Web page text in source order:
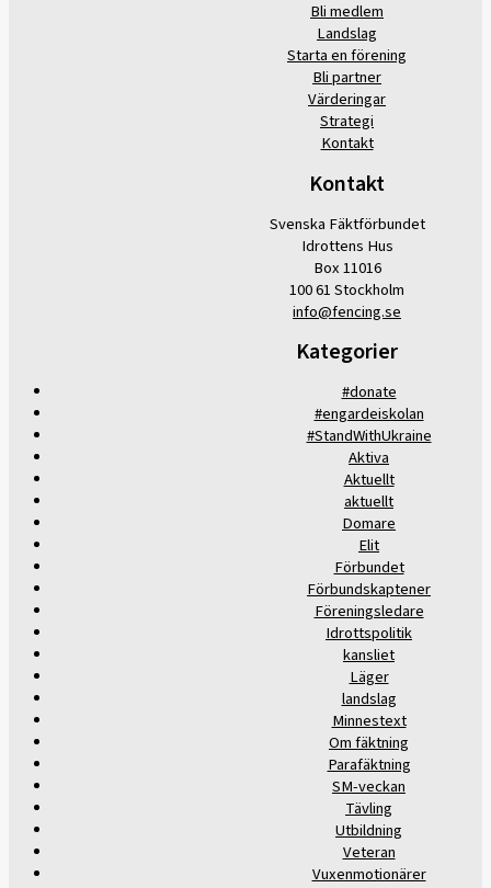
Bli medlem
Landslag
Starta en förening
Bli partner
Värderingar
Strategi
Kontakt
Kontakt
Svenska Fäktförbundet
Idrottens Hus
Box 11016
100 61 Stockholm
info@fencing.se
Kategorier
#donate
#engardeiskolan
#StandWithUkraine
Aktiva
Aktuellt
aktuellt
Domare
Elit
Förbundet
Förbundskaptener
Föreningsledare
Idrottspolitik
kansliet
Läger
landslag
Minnestext
Om fäktning
Parafäktning
SM-veckan
Tävling
Utbildning
Veteran
Vuxenmotionärer